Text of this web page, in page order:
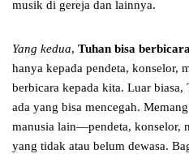
musik di gereja dan lainnya.
Yang kedua, Tuhan bisa
hanya kepada pendeta, konselor,
berbicara kepada kita. Luar
ada yang bisa mencegah.
manusia lain—pendeta, konselor,
yang tidak atau belum dewasa.